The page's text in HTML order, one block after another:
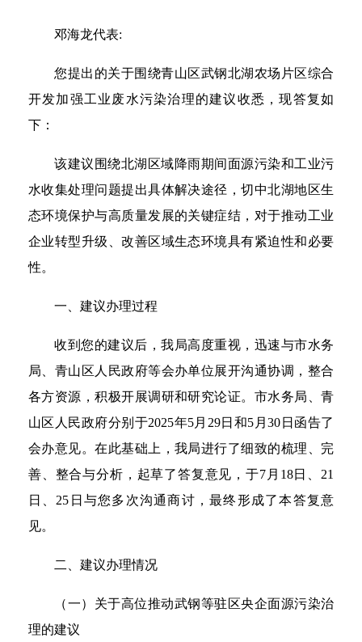
邓海龙代表:
您提出的关于围绕青山区武钢北湖农场片区综合
开发加强工业废水污染治理的建议收悉，现答复如
下：
该建议围绕北湖区域降雨期间面源污染和工业污
水收集处理问题提出具体解决途径，切中北湖地区生
态环境保护与高质量发展的关键症结，对于推动工业
企业转型升级、改善区域生态环境具有紧迫性和必要
性。
一、建议办理过程
收到您的建议后，我局高度重视，迅速与市水务
局、青山区人民政府等会办单位展开沟通协调，整合
各方资源，积极开展调研和研究论证。市水务局、青
山区人民政府分别于2025年5月29日和5月30日函告了
会办意见。在此基础上，我局进行了细致的梳理、完
善、整合与分析，起草了答复意见，于7月18日、21
日、25日与您多次沟通商讨，最终形成了本答复意
见。
二、建议办理情况
（一）关于高位推动武钢等驻区央企面源污染治
理的建议